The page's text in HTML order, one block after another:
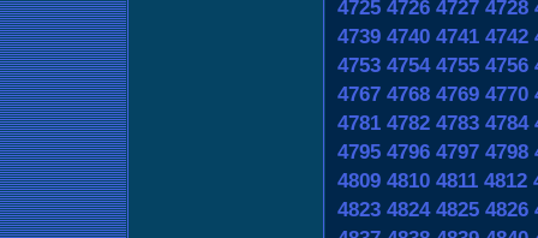
4725 4726 4727 4728
4739 4740 4741 4742
4753 4754 4755 4756
4767 4768 4769 4770
4781 4782 4783 4784
4795 4796 4797 4798
4809 4810 4811 4812
4823 4824 4825 4826